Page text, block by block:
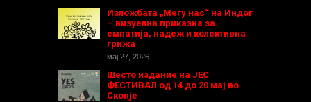
Изложбата „Меѓу нас“ на Индог
– визуелна приказна за
емпатија, надеж и колективна
грижа
мај 27, 2026
Шесто издание на ЈЕС
ФЕСТИВАЛ од 14 до 20 мај во
Скопје